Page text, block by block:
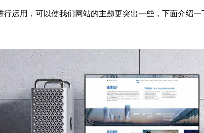
运用，可以使我们网站的主题更突出一些，下面介绍